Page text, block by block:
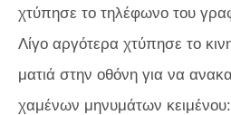
χτύπησε το τηλέφωνο του
Λίγο αργότερα χτύπησε το
ματιά στην οθόνη για να
χαμένων μηνυμάτων κειμένου: